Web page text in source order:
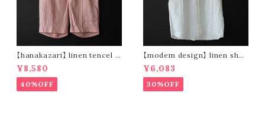
【hanakazari】 linen tencel s
hort pants (pink)
¥8,580
40%OFF
【modem design】 linen shor
t sleeve shirt (white)
¥6,083
30%OFF